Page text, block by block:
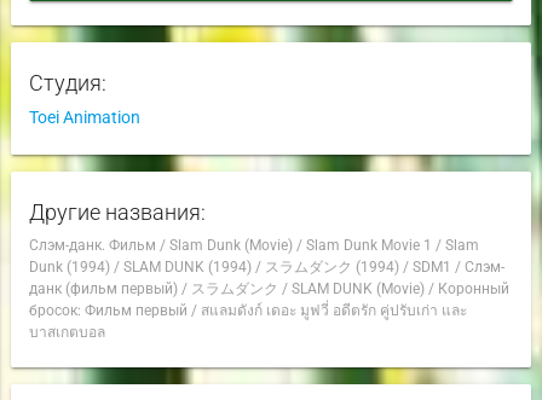
Студия:
Toei Animation
Другие названия:
Слэм-данк. Фильм / Slam Dunk (Movie)/ Slam Dunk Movie 1 / Slam
Dunk (1994)/ SLAM DUNK (1994)/ スラムダンク (1994)/ SDM1 / Слэм-
данк (фильм первый)/ スラムダンク / SLAM DUNK (Movie)/ Коронный
бросок: Фильм первый / สแลมดังก์ เดอะ มูฟวี่ อดีตรัก คู่ปรับเก่า และ
บาสเกตบอล